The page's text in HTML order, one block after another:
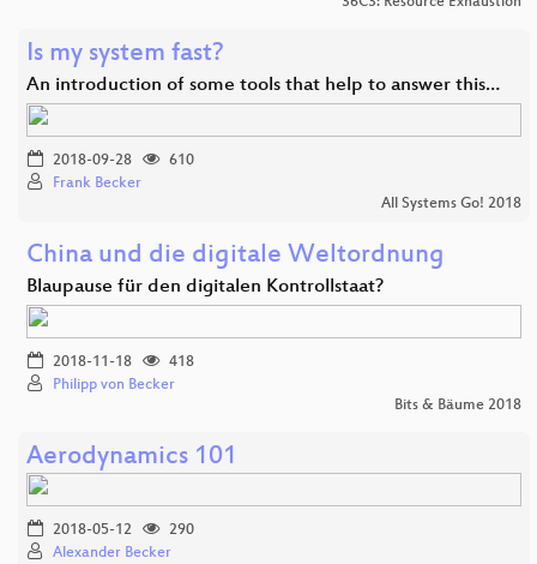
Is my system fast?
An introduction of some tools that help to answer this…
2018-09-28
610
Frank Becker
All Systems Go! 2018
China und die digitale Weltordnung
Blaupause für den digitalen Kontrollstaat?
2018-11-18
418
Philipp von Becker
Bits & Bäume 2018
Aerodynamics 101
2018-05-12
290
Alexander Becker